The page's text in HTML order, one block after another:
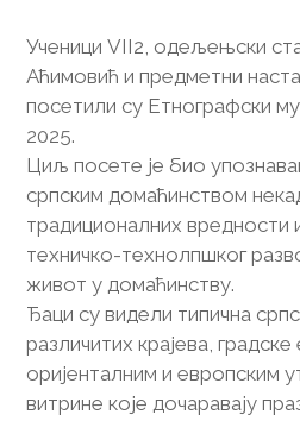
Ученици VII2, одељењски
Аћимовић и предметни
посетили су Етнографски
2025.
Циљ посете је био
српским домаћинством
традиционалних вредности
техничко-технолпшког
живот у домаћинству.
Ђаци су видели типична
различитих крајева,
оријенталним и европским
витрине које дочаравају